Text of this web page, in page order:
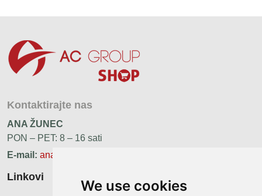
We use cookies
Kontaktirajte nas
ANA ŽUNEC
PON – PET: 8 – 16 sati
E-mail: ana.zunec@ac-group.hr
Linkovi